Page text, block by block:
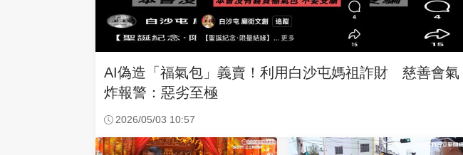
AI偽造「福氣包」義賣！利用白沙屯媽祖詐財 慈善會氣
炸報警：惡劣至極
2026/05/03 10:57